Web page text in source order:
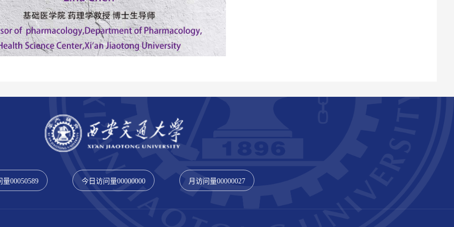
量00050589 今日访问量00000000 月访问量00000027